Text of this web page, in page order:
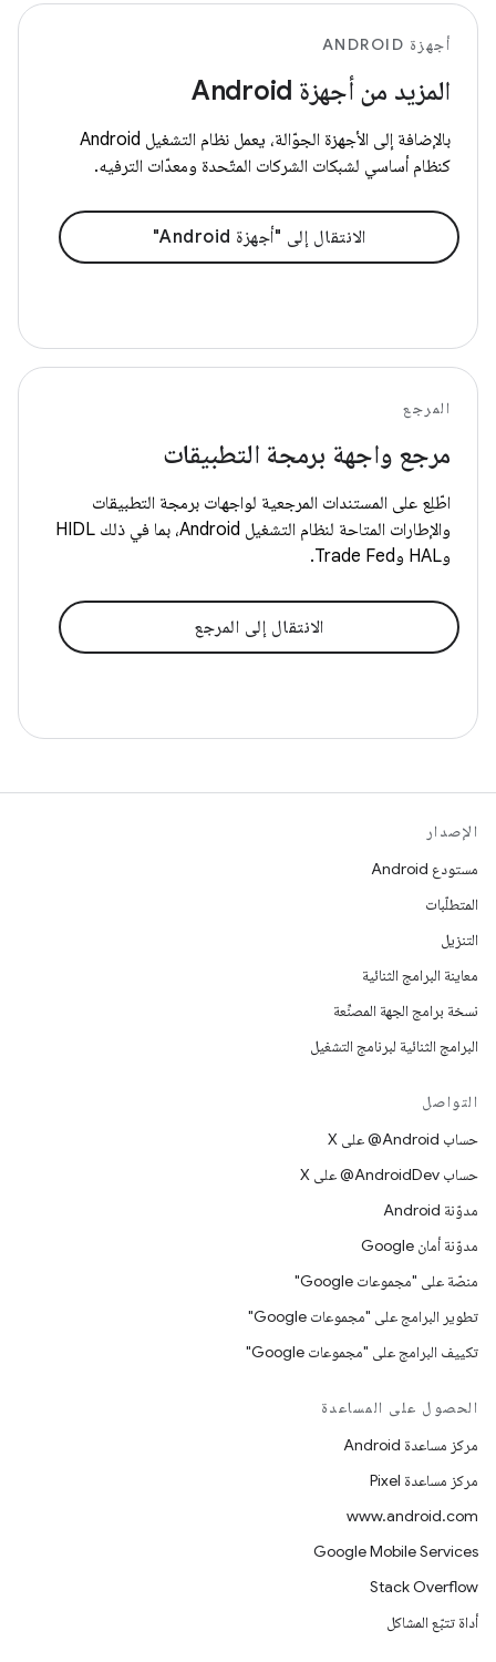
أجهزة ANDROID
المزيد من أجهزة Android
بالإضافة إلى الأجهزة الجوّالة، يعمل نظام التشغيل Android
كنظام أساسي لشبكات الشركات المتّحدة ومعدّات الترفيه.
الانتقال إلى "أجهزة Android"
المرجع
مرجع واجهة برمجة التطبيقات
اطّلِع على المستندات المرجعية لواجهات برمجة التطبيقات
والإطارات المتاحة لنظام التشغيل Android، بما في ذلك HIDL
وHAL وTrade Fed.
الانتقال إلى المرجع
الإصدار
مستودع Android
المتطلّبات
التنزيل
معاينة البرامج الثنائية
نسخة برامج الجهة المصنِّعة
البرامج الثنائية لبرنامج التشغيل
التواصل
حساب ‎@Android على X
حساب ‎@AndroidDev على X
مدوّنة Android
مدوّنة أمان Google
منصّة على "مجموعات Google"
تطوير البرامج على "مجموعات Google"
تكييف البرامج على "مجموعات Google"
الحصول على المساعدة
مركز مساعدة Android
مركز مساعدة Pixel
www.android.com
Google Mobile Services
Stack Overflow
أداة تتبّع المشاكل